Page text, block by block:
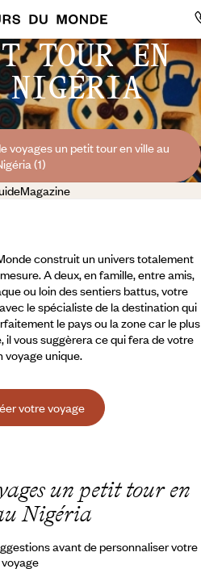
TOUR EN
voyages un petit tour en ville au
(1)
Magazine
construit un univers totalement
A deux, en famille, entre amis,
ou loin des sentiers battus, votre
le spécialiste de la destination qui
le pays ou la zone car le plus
il vous suggèrera ce qui fera de votre
voyage unique.
votre voyage
un petit tour en
Nigéria
avant de personnaliser votre
voyage